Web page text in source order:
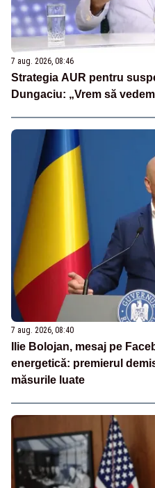
7 aug. 2026, 08:46
Strategia AUR pentru
Dungaciu: „Vrem să
7 aug. 2026, 08:40
Ilie Bolojan, mesaj pe
energetică: premierul
măsurile luate